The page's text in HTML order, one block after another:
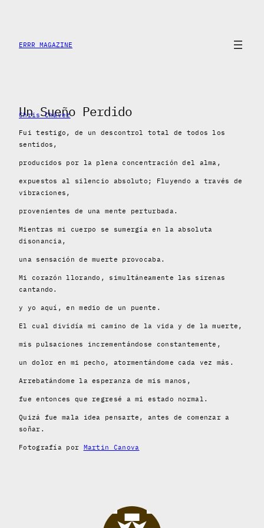
contenido
ERRR MAGAZINE
Un Sueño Perdido
Chris Chávez
Fui testigo, de un descontrol total de todos los
sentidos,
producidos por la plena concentración del alma,
expuestos al silencio absoluto; Fluyendo a través de
vibraciones,
provenientes de una mente perturbada.
Mientras mi cuerpo se sumergía en la absoluta
disonancia,
una sensación de muerte provocaba.
Mi corazón llorando, simultáneamente las sirenas
cantando.
y yo aquí, en medio de un puente.
El cual dividía mi camino de la vida y de la muerte,
mis pulsaciones incrementándose constantemente,
un dolor en mi pecho, atormentándome cada vez más.
Arrebatándome la esperanza de mis manos,
fue entonces que regresé a mi estado normal.
Quizá fue mala idea pensarte, antes de comenzar a
soñar.
Fotografía por Martin Canova